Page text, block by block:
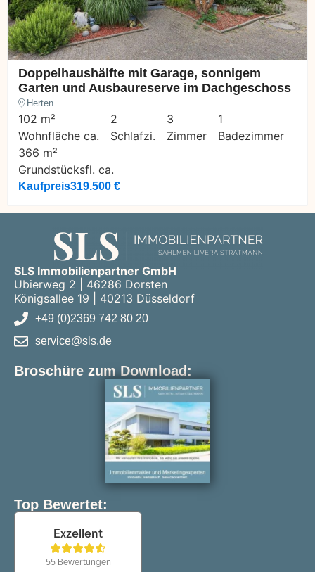
Doppelhaushälfte mit Garage, sonnigem
Garten und Ausbaureserve im Dachgeschoss
Herten
102 m²
Wohnfläche ca.
2
Schlafzi.
3
Zimmer
1
Badezimmer
366 m²
Grundstücksfl. ca.
Kaufpreis319.500 €
SLS Immobilienpartner GmbH
Ubierweg 2 | 46286 Dorsten
Königsallee 19 | 40213 Düsseldorf
+49 (0)2369 742 80 20
service@sls.de
Broschüre zum Download:
Top Bewertet: